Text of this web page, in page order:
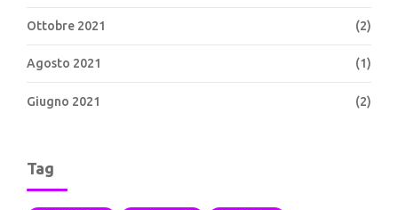
Ottobre 2021 (2)
Agosto 2021 (1)
Giugno 2021 (2)
Tag